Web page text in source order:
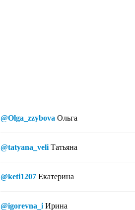
@Olga_zzybova Ольга
@tatyana_veli Татьяна
@keti1207 Екатерина
@igorevna_i Ирина